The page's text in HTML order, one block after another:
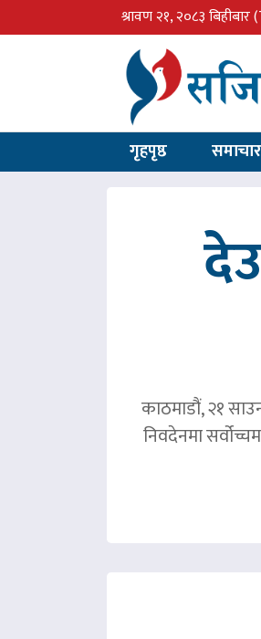
श्रावण २१, २०८३ बिहीबार
गृहपृष्ठ समाचार
काठमाडौं, २१
निवदेनमा